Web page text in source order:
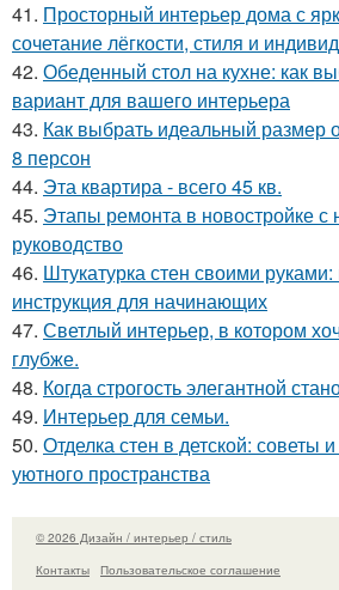
41. Просторный интерьер дома с
сочетание лёгкости, стиля и
42. Обеденный стол на кухне: как
вариант для вашего интерьера
43. Как выбрать идеальный размер
8 персон
44. Эта квартира - всего 45 кв.
45. Этапы ремонта в новостройке с
руководство
46. Штукатурка стен своими
инструкция для начинающих
47. Светлый интерьер, в котором
глубже.
48. Когда строгость элегантной
49. Интерьер для семьи.
50. Отделка стен в детской: советы
уютного пространства
© 2026 Дизайн / интерьер / стиль
Контакты
Пользовательское соглашение